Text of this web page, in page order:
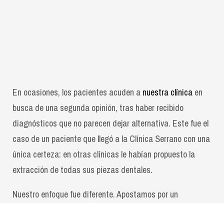
En ocasiones, los pacientes acuden a nuestra clínica en
busca de una segunda opinión, tras haber recibido
diagnósticos que no parecen dejar alternativa. Este fue el
caso de un paciente que llegó a la Clínica Serrano con una
única certeza: en otras clínicas le habían propuesto la
extracción de todas sus piezas dentales.
Nuestro enfoque fue diferente. Apostamos por un